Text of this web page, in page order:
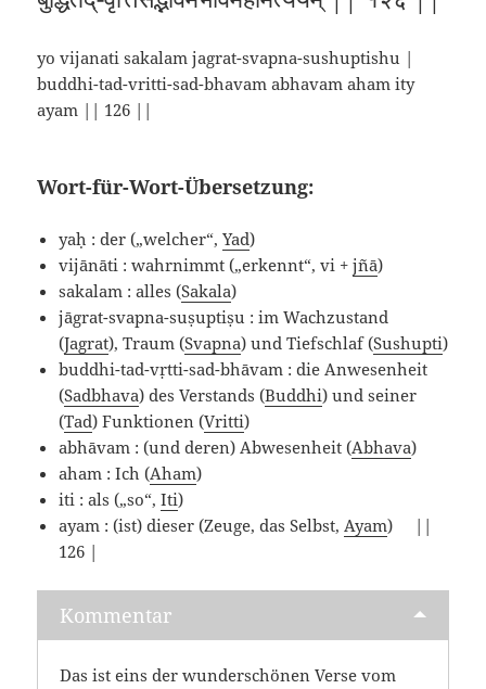
yo vijanati sakalam jagrat-svapna-sushuptishu |
buddhi-tad-vritti-sad-bhavam abhavam aham ity
ayam || 126 ||
Wort-für-Wort-Übersetzung:
yaḥ : der („welcher“,Yad)
vijānāti : wahrnimmt („erkennt“, vi +jñā)
sakalam : alles (Sakala)
jāgrat-svapna-suṣuptiṣu : im Wachzustand
(Jagrat), Traum (Svapna) und Tiefschlaf (Sushupti)
buddhi-tad-vṛtti-sad-bhāvam : die Anwesenheit
(Sadbhava) des Verstands (Buddhi) und seiner
(Tad) Funktionen (Vritti)
abhāvam : (und deren) Abwesenheit (Abhava)
aham : Ich (Aham)
iti : als („so“,Iti)
ayam : (ist) dieser (Zeuge, das Selbst,Ayam) ||
126 |
Kommentar
Das ist eins der wunderschönen Verse vom